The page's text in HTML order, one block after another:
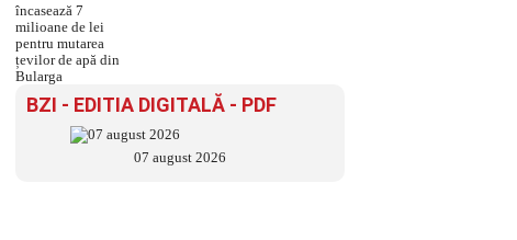
BZI - EDITIA DIGITALĂ - PDF
07 august 2026